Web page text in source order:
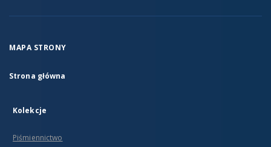
MAPA STRONY
Strona główna
Kolekcje
Piśmiennictwo